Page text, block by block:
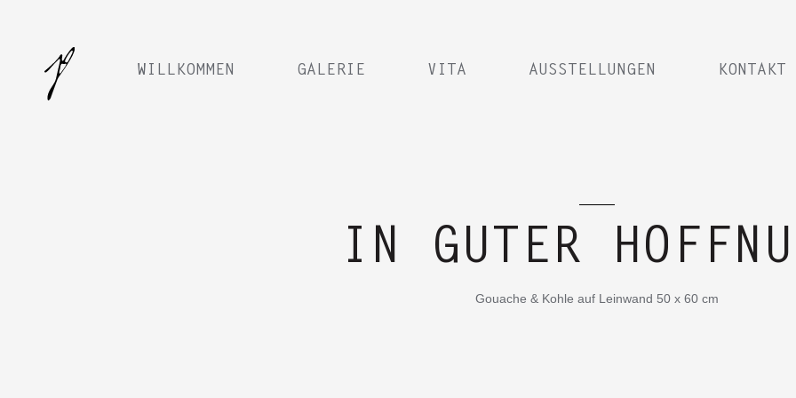
WILLKOMMEN GALERIE VITA AUSSTELLUNGEN KONTAKT
IN GUTER
Gouache & Kohle auf Leinwand 50 x 60 cm